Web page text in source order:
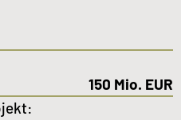
150 Mio. EUR